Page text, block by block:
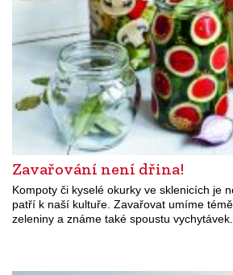
Zavařování není dřina!
Kompoty či kyselé okurky ve sklenicích je
patří k naší kultuře. Zavařovat umíme
zeleniny a známe také spoustu vychytávek.